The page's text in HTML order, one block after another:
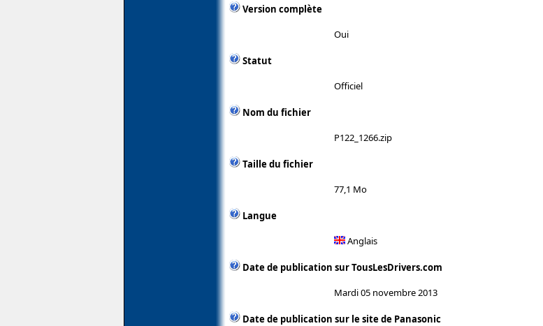
Version complète
Oui
Statut
Officiel
Nom du fichier
P122_1266.zip
Taille du fichier
77,1 Mo
Langue
Anglais
Date de publication sur TousLesDrivers.com
Mardi 05 novembre 2013
Date de publication sur le site de Panasonic